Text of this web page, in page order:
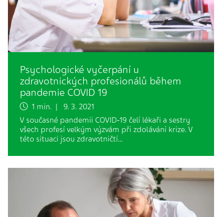
Psychologické vyčerpání u
zdravotnických profesionálů během
pandemie COVID 19
1 min. | 9. 3. 2021
V současné pandemii COVID‑19 čelí lékaři a sestry
všech profesí velkým výzvám při zdolávání krize. V
této situaci jsou zdravotničtí…